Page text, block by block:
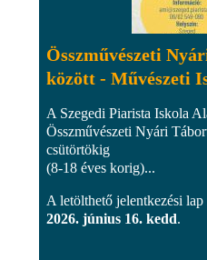
Összművészeti
között - Művészeti
A Szegedi Piarista Iskola
Összművészeti Nyári
csütörtökig
(8-18 éves korig)...
A letölthető jelentkezési
2026. június 16. kedd.